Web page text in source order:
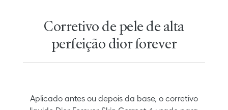
Corretivo de pele de alta
perfeição dior forever
Aplicado antes ou depois da base, o corretivo